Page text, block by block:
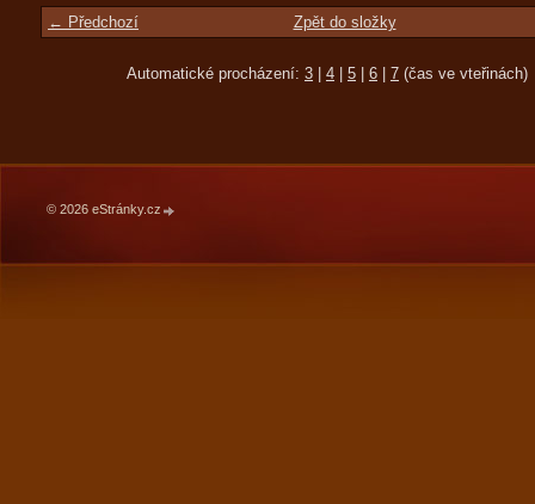
← Předchozí Zpět do složky
Automatické procházení: 3 4 5 6 7 (čas ve vteřinách)
© 2026 eStránky.cz